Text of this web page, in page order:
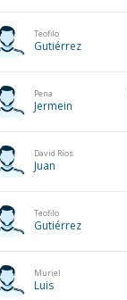
SOFRIDOS
2
0
Teofilo
Gutiérrez
Pena
Jermein
David Ríos
Juan
Teofilo
Gutiérrez
Muriel
Luis